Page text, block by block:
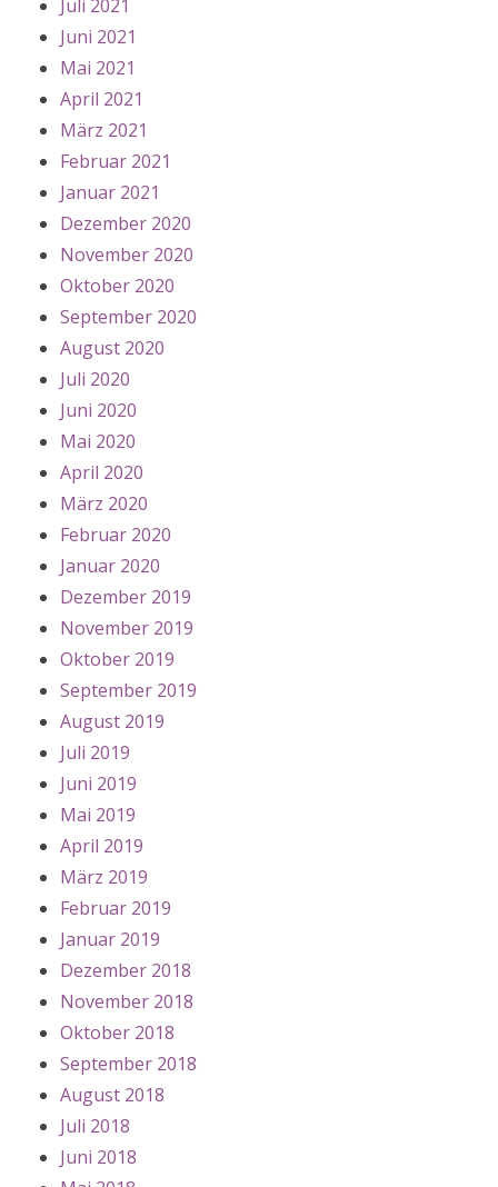
Juli 2021
Juni 2021
Mai 2021
April 2021
März 2021
Februar 2021
Januar 2021
Dezember 2020
November 2020
Oktober 2020
September 2020
August 2020
Juli 2020
Juni 2020
Mai 2020
April 2020
März 2020
Februar 2020
Januar 2020
Dezember 2019
November 2019
Oktober 2019
September 2019
August 2019
Juli 2019
Juni 2019
Mai 2019
April 2019
März 2019
Februar 2019
Januar 2019
Dezember 2018
November 2018
Oktober 2018
September 2018
August 2018
Juli 2018
Juni 2018